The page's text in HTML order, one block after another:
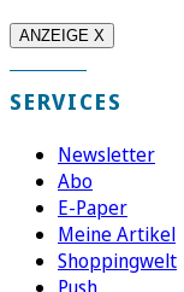
ANZEIGE X
SERVICES
Newsletter
Abo
E-Paper
Meine Artikel
Shoppingwelt
Push